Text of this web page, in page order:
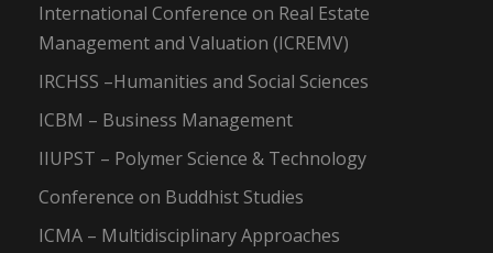
International Conference on Real Estate
Management and Valuation (ICREMV)
IRCHSS –Humanities and Social Sciences
ICBM – Business Management
IIUPST – Polymer Science & Technology
Conference on Buddhist Studies
ICMA – Multidisciplinary Approaches